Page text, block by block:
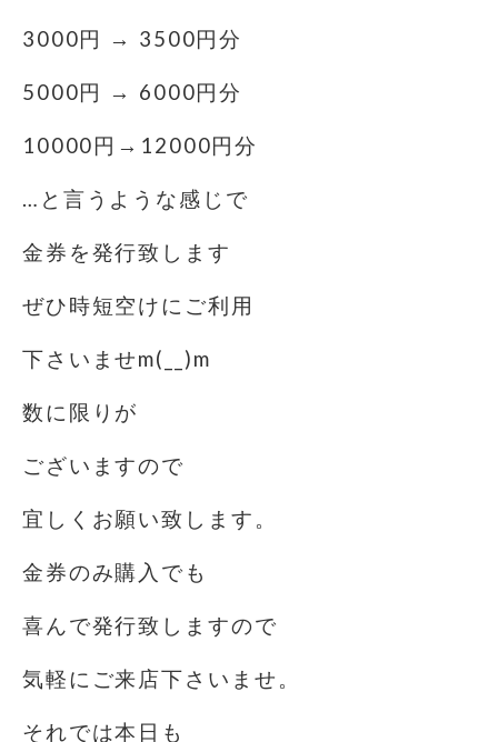
3000円 → 3500円分
5000円 → 6000円分
10000円→12000円分
…と言うような感じで
金券を発行致します
ぜひ時短空けにご利用
下さいませm(__)m
数に限りが
ございますので
宜しくお願い致します。
金券のみ購入でも
喜んで発行致しますので
気軽にご来店下さいませ。
それでは本日も